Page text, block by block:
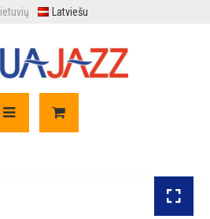
Lietuvių Latviešu